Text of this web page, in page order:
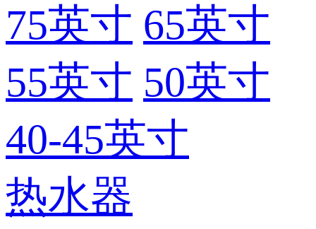
75英寸 65英寸
55英寸 50英寸
40-45英寸
热水器